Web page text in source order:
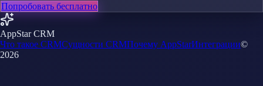
Попробовать бесплатно
AppStar CRM
Что такое CRMСущности CRMПочему AppStarИнтеграции©
2026